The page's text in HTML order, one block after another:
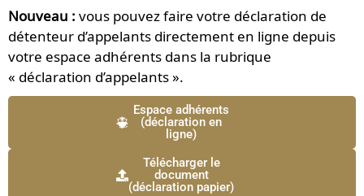
Nouveau : vous pouvez faire votre déclaration de
détenteur d’appelants directement en ligne depuis
votre espace adhérents dans la rubrique
« déclaration d’appelants ».
Espace adhérents
(déclaration en
ligne)
Télécharger le
document
(déclaration papier)